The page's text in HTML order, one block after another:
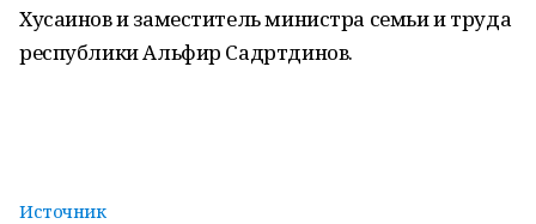
Хусаинов и заместитель министра семьи и труда
республики Альфир Садртдинов.
Источник